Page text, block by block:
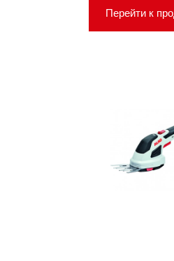
Перейти к